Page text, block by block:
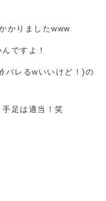
かりましたwww
ですよ！
バレるwいいけど！)の
足は適当！笑